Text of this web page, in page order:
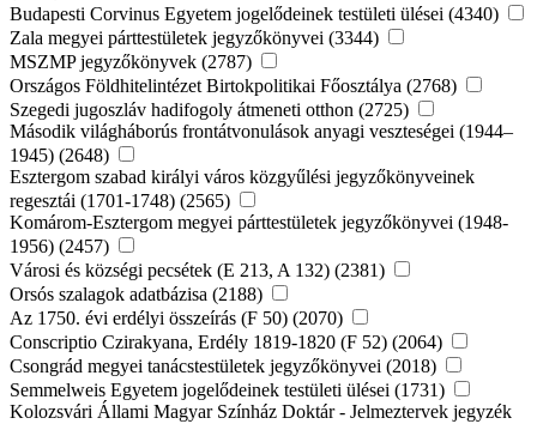
Budapesti Corvinus Egyetem jogelődeinek testületi ülései (4340)
Zala megyei párttestületek jegyzőkönyvei (3344)
MSZMP jegyzőkönyvek (2787)
Országos Földhitelintézet Birtokpolitikai Főosztálya (2768)
Szegedi jugoszláv hadifogoly átmeneti otthon (2725)
Második világháborús frontátvonulások anyagi veszteségei (1944–
1945) (2648)
Esztergom szabad királyi város közgyűlési jegyzőkönyveinek
regesztái (1701-1748) (2565)
Komárom-Esztergom megyei párttestületek jegyzőkönyvei (1948-
1956) (2457)
Városi és községi pecsétek (E 213, A 132) (2381)
Orsós szalagok adatbázisa (2188)
Az 1750. évi erdélyi összeírás (F 50) (2070)
Conscriptio Czirakyana, Erdély 1819-1820 (F 52) (2064)
Csongrád megyei tanácstestületek jegyzőkönyvei (2018)
Semmelweis Egyetem jogelődeinek testületi ülései (1731)
Kolozsvári Állami Magyar Színház Doktár - Jelmeztervek jegyzék